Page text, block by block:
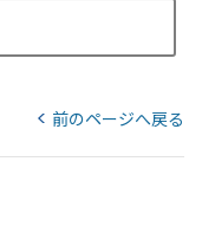
前のページへ戻る